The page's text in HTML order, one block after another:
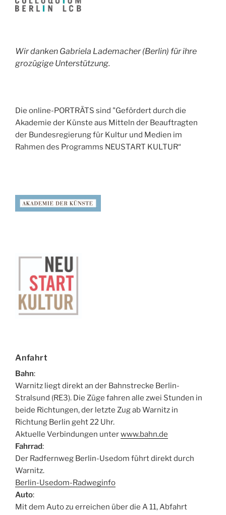
Wir danken Gabriela Lademacher (Berlin) für ihre
grozügige Unterstützung.
Die online-PORTRÄTS sind "Gefördert durch die
Akademie der Künste aus Mitteln der Beauftragten
der Bundesregierung für Kultur und Medien im
Rahmen des Programms NEUSTART KULTUR“
Anfahrt
Bahn:
Warnitz liegt direkt an der Bahnstrecke Berlin-
Stralsund (RE3). Die Züge fahren alle zwei Stunden in
beide Richtungen, der letzte Zug ab Warnitz in
Richtung Berlin geht 22 Uhr.
Aktuelle Verbindungen unterwww.bahn.de
Fahrrad:
Der Radfernweg Berlin-Usedom führt direkt durch
Warnitz.
Berlin-Usedom-Radweginfo
Auto:
Mit dem Auto zu erreichen über die A 11, Abfahrt